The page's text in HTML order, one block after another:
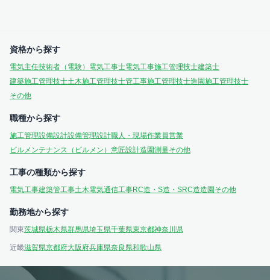
資格から探す
電気主任技術者（電験） 電気工事士電気工事施工管理技士建築士
建築施工管理技士土木施工管理技士管工事施工管理技士造園施工管理技士
その他
職種から探す
施工管理設備設計設備管理設計職人・現場作業員営業
ビルメンテナンス（ビルメン） 意匠設計造園測量その他
工事の種類から探す
電気工事建築管工事土木電気通信工事RC造・S造・SRC造造園 その他
勤務地から探す
関東茨城県栃木県群馬県埼玉県千葉県東京都神奈川県
近畿滋賀県京都府大阪府兵庫県奈良県和歌山県